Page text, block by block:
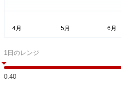
1日のレンジ
0.40